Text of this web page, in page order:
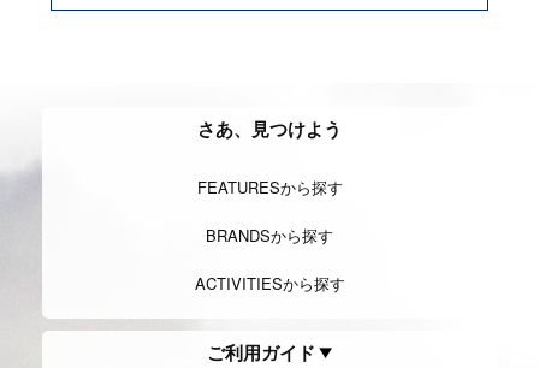
さあ、見つけよう
FEATURESから探す
BRANDSから探す
ACTIVITIESから探す
ご利用ガイド